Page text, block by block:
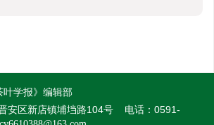
学报》编辑部
安区新店镇埔垱路104号
电话：0591-